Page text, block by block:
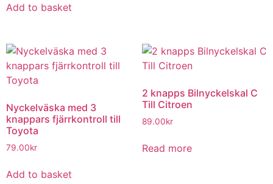
Add to basket
Nyckelväska med 3
knappars fjärrkontroll till
Toyota
79.00kr
Add to basket
2 knapps Bilnyckelskal C
Till Citroen
89.00kr
Read more